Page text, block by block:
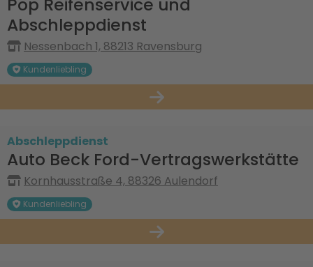
Abschleppdienst
Nessenbach 1, 88213 Ravensburg
Kundenliebling
Abschleppdienst
Auto Beck Ford-Vertragswerkstätte
Kornhausstraße 4, 88326 Aulendorf
Kundenliebling